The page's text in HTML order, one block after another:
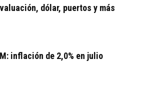
dólar, puertos y más
inflación de 2,0% en julio